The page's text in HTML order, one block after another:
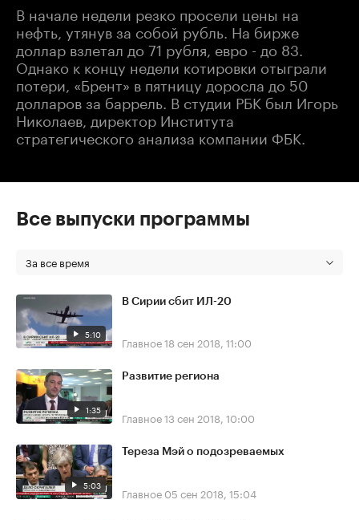
В начале недели резко просели цены на
нефть, утянув за собой рубль. На бирже
доллар взлетал до 71 рубля, евро - до 83.
Однако к концу недели котировки отыграли
потери, «Брент» в пятницу доросла до 50
долларов за баррель. В студии РБК был Игорь
Николаев, директор Института
стратегического анализа компании ФБК.
Все выпуски программы
За все время
5:10
В Сирии сбит ИЛ-20
Главное18 сен 2018, 11:00
1:35
Развитие региона
Главное13 сен 2018, 10:00
5:03
Тереза Мэй о подозреваемых
Главное 05 сен 2018, 15:04